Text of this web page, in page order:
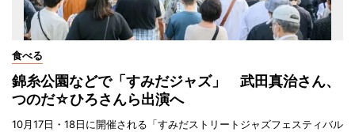
食べる
錦糸公園などで「すみだジャズ」 武田真治さん、
つのだ☆ひろさんら出演へ
10月17日・18日に開催される「すみだストリートジャズフェスティバル